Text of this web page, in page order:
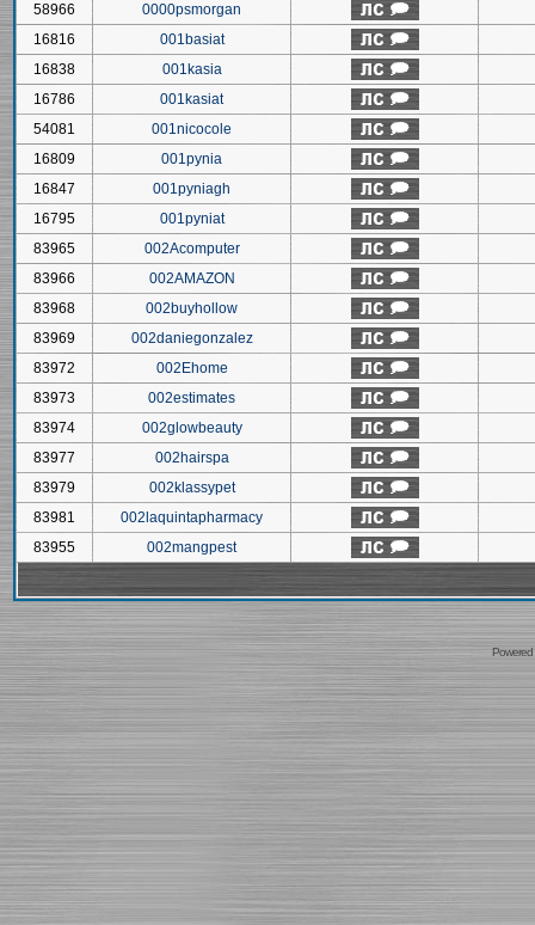
58966
0000psmorgan
16816
001basiat
16838
001kasia
16786
001kasiat
54081
001nicocole
16809
001pynia
16847
001pyniagh
16795
001pyniat
83965
002Acomputer
83966
002AMAZON
83968
002buyhollow
83969
002daniegonzalez
83972
002Ehome
83973
002estimates
83974
002glowbeauty
83977
002hairspa
83979
002klassypet
83981
002laquintapharmacy
83955
002mangpest